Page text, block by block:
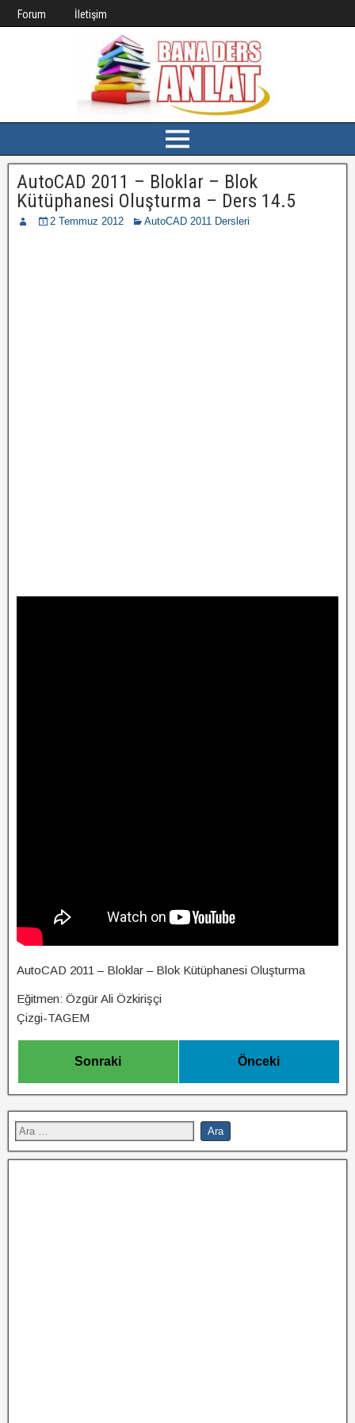
Forum İletişim
AutoCAD 2011 – Bloklar – Blok
Kütüphanesi Oluşturma – Ders 14.5
2 Temmuz 2012 AutoCAD 2011 Dersleri
AutoCAD 2011 – Bloklar – Blok Kütüphanesi Oluşturma
Eğitmen: Özgür Ali Özkirişçi
Çizgi-TAGEM
Sonraki Önceki